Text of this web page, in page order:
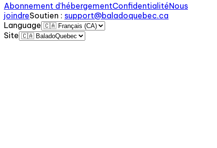
Abonnement d'hébergementConfidentialitéNous
joindreSoutien : support@baladoquebec.ca
Language
Site